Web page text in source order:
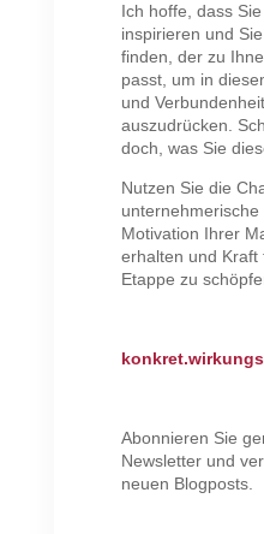
Ich hoffe, dass
inspirieren und
finden, der zu
passt, um in
und
auszudrücken.
doch, was Sie
Nutzen Sie die
Motivation Ihrer
erhalten und Kraft
Etappe zu
Abonnieren Sie
Newsletter und
neuen Blogposts.